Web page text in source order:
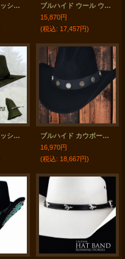
ブルハイド クラッシャブル ロールアップ プレミアムウール アウトドアハット ボイジャー/VOYAGER（ブラック）/Bullhide Outland Crashable Rolled Up Premium Wool Hat(Black)
ブルハイド ウール ウエスタンハット エモーショナリーチャージ（レッド）/Bullhide Western Hat Emotionally Charged(Red)
15,870円
(税込: 17,457円)
ブルハイド クラッシャブル ロールアップ プレミアムウール アウトドアハット ボイジャー/VOYAGER（オリーブ）XL/Bullhide Outland Crashable Rolled Up Premium Wool Hat(Olive)
ブルハイド カウボーイハット ショットガン（ブラック）/Bullhide Cowboy Hat Shotgun(Black)
16,970円
(税込: 18,667円)